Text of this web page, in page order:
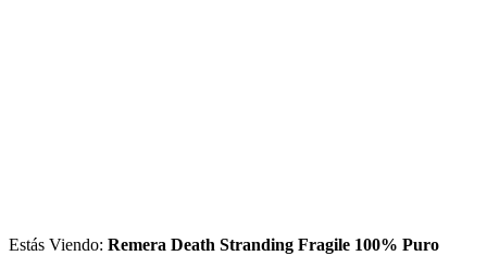
Estás Viendo: Remera Death Stranding Fragile 100% Puro